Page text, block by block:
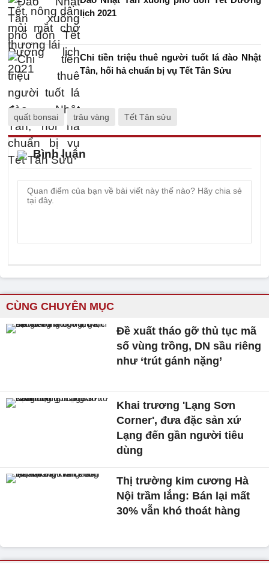
lịch 2021
Chi tiền triệu thuê người tuốt lá đào Nhật
Tân, hối hả chuẩn bị vụ Tết Tân Sửu
quất bonsai trâu vàng Tết Tân sửu
Bình luận
CÙNG CHUYÊN MỤC
Đề xuất tháo gỡ thủ tục mã
số vùng trồng, DN sầu riêng
như ‘trút gánh nặng’
Khai trương 'Lạng Sơn
Corner', đưa đặc sản xứ
Lạng đến gần người tiêu
dùng
Thị trường kim cương Hà
Nội trầm lắng: Bán lại mất
30% vẫn khó thoát hàng